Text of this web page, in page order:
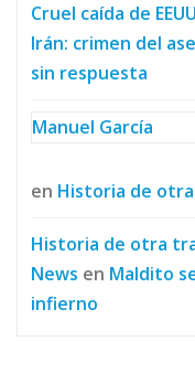
Cruel caída de
Irán: crimen del
sin respuesta
Manuel García
en Historia de
Historia de otra
News en Maldito
infierno